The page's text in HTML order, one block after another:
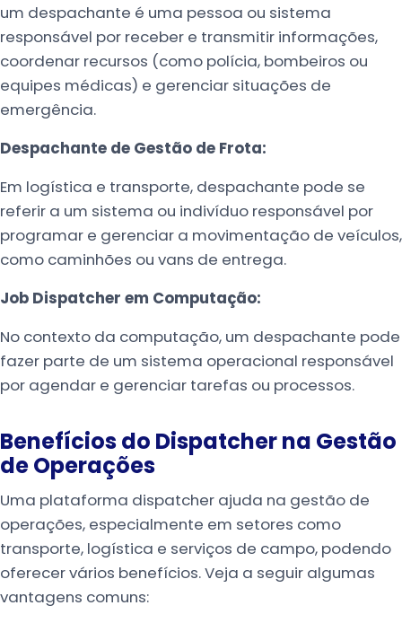
um despachante é uma pessoa ou sistema
responsável por receber e transmitir informações,
coordenar recursos (como polícia, bombeiros ou
equipes médicas) e gerenciar situações de
emergência.
Despachante de Gestão de Frota:
Em logística e transporte, despachante pode se
referir a um sistema ou indivíduo responsável por
programar e gerenciar a movimentação de veículos,
como caminhões ou vans de entrega.
Job Dispatcher em Computação:
No contexto da computação, um despachante pode
fazer parte de um sistema operacional responsável
por agendar e gerenciar tarefas ou processos.
Benefícios do Dispatcher na Gestão
de Operações
Uma plataforma dispatcher ajuda na gestão de
operações, especialmente em setores como
transporte, logística e serviços de campo, podendo
oferecer vários benefícios. Veja a seguir algumas
vantagens comuns: